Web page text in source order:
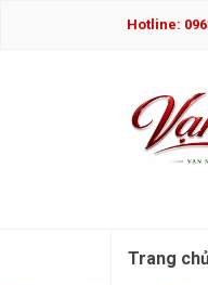
Hotline:
Trang